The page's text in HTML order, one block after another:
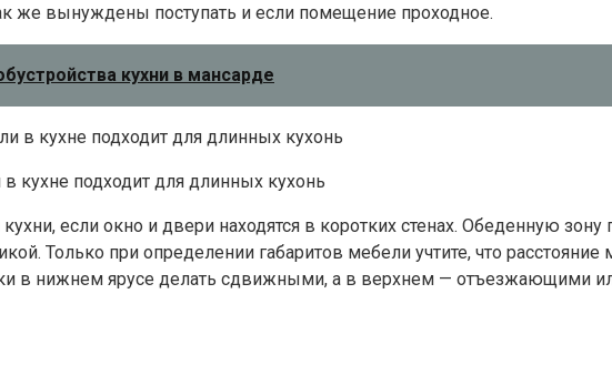
же вынуждены поступать и если помещение проходное.
кухни в мансарде
кухне подходит для длинных кухонь
если окно и двери находятся в коротких стенах. Обеденную
Только при определении габаритов мебели учтите, что
в нижнем ярусе делать сдвижными, а в верхнем — отъезжающими